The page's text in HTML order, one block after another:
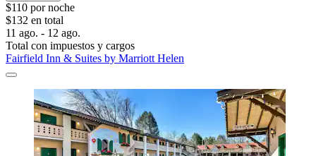
$110 por noche
$132 en total
11 ago. - 12 ago.
Total con impuestos y cargos
Fairfield Inn & Suites by Marriott Helen